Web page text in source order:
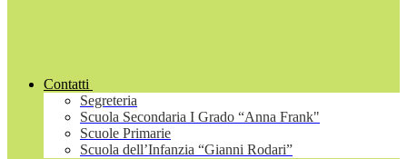
Contatti
Segreteria
Scuola Secondaria I Grado “Anna Frank"
Scuole Primarie
Scuola dell’Infanzia “Gianni Rodari”